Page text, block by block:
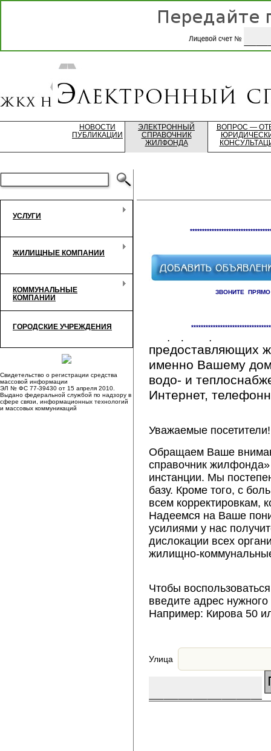
НОВОСТИ
ПУБЛИКАЦИИ
ЭЛЕКТРОННЫЙ
СПРАВОЧНИК
ЖИЛФОНДА
ВОПРОС —
УСЛУГИ
ЖИЛИЩНЫЕ КОМПАНИИ
КОММУНАЛЬНЫЕ
КОМПАНИИ
ГОРОДСКИЕ УЧРЕЖДЕНИЯ
Свидетельство о регистрации средства
массовой информации
ЭЛ № ФС 77-39430 от 15 апреля 2010.
Выдано федеральной службой по надзору в
сфере связи, информационных технологий
и массовых коммуникаций
ЗВОНИТЕ
предоставляющих
именно Вашему
водо- и
Интернет,
Уважаемые посетители!
Обращаем Ваше
справочник
инстанции. Мы
базу. Кроме того, с
всем корректировкам,
Надеемся на Ваше
усилиями у нас
дислокации всех
жилищно-
Чтобы
введите адрес
Например: Кирова 50
Улица